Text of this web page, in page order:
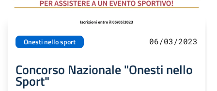
Onesti nello sport 06/03/2023
Concorso Nazionale "Onesti nello
Sport"